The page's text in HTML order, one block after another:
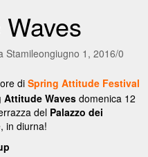
Stamileongiugno 1, 2016/0
diSpring Attitude Festival
Attitude Waves domenica 12
del Palazzo dei
in diurna!